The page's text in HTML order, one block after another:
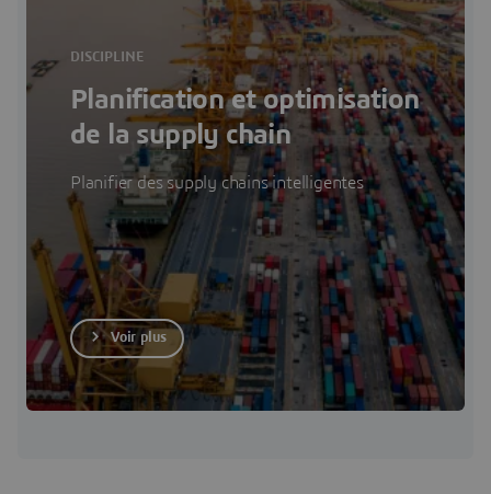
DISCIPLINE
Planification et optimisation
de la supply chain
Planifier des supply chains intelligentes
Voir plus